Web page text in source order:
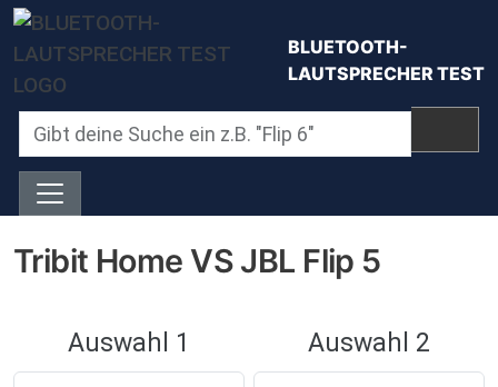
Direkt zum Inhalt
BLUETOOTH-
LAUTSPRECHER TEST
Tribit Home VS JBL Flip 5
Auswahl 1 Auswahl 2